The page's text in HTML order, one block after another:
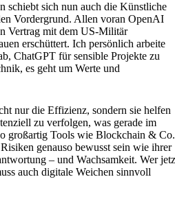
schiebt sich nun auch die Künstliche
Vordergrund. Allen voran OpenAI
Vertrag mit dem US-Militär
erschüttert. Ich persönlich arbeite
ChatGPT für sensible Projekte zu
es geht um Werte und
nur die Effizienz, sondern sie helfen
zu verfolgen, was gerade im
großartig Tools wie Blockchain & Co.
genauso bewusst sein wie ihrer
– und Wachsamkeit. Wer
auch digitale Weichen sinnvoll